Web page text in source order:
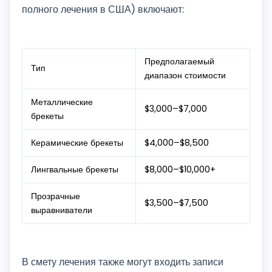
полного лечения в США) включают:
Тип
Предполагаемый
диапазон стоимости
Металлические
брекеты
$3,000–$7,000
Керамические брекеты $4,000–$8,500
Лингвальные брекеты $8,000–$10,000+
Прозрачные
выравниватели
$3,500–$7,500
В смету лечения также могут входить записи